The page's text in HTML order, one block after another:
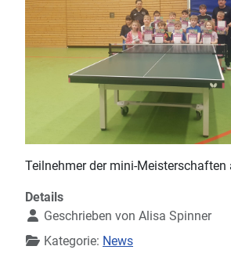
Teilnehmer der mini-
Details
Geschrieben von Alisa Spinner
Kategorie: News